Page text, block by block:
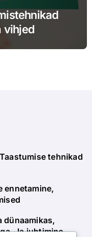
vihjed
tehnikad
ennetamine,
dünaamikas,
Ja juhtimine